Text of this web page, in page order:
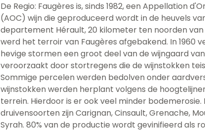
De Regio: Faugères is, sinds 1982, een Appellation
(AOC) wijn die geproduceerd wordt in de heuvels
departement Hérault, 20 kilometer ten noorden van
werd het terroir van Faugères afgebakend. In 1960
hevige stormen een groot deel van de wijngaard
veroorzaakt door stortregens die de wijnstokken
Sommige percelen werden bedolven onder
wijnstokken werden herplant volgens de
terrein. Hierdoor is er ook veel minder bodemerosie.
druivensoorten zijn Carignan, Cinsault, Grenache,
Syrah. 80% van de productie wordt gevinifieerd als